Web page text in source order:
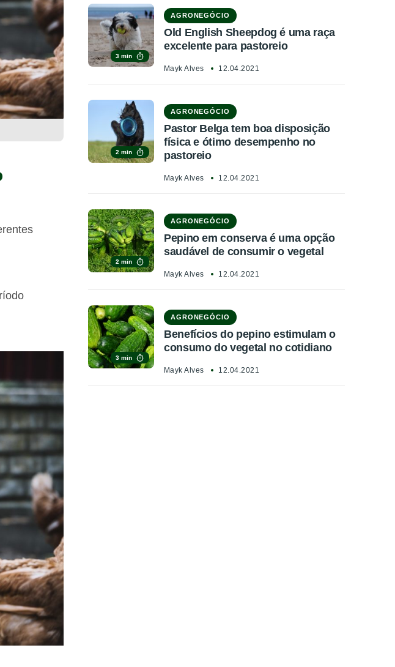
3 min
AGRONEGÓCIO
Old English Sheepdog é uma raça
excelente para pastoreio
Mayk Alves 12.04.2021
2 min
AGRONEGÓCIO
Pastor Belga tem boa disposição
física e ótimo desempenho no
pastoreio
Mayk Alves 12.04.2021
2 min
AGRONEGÓCIO
Pepino em conserva é uma opção
saudável de consumir o vegetal
Mayk Alves 12.04.2021
3 min
AGRONEGÓCIO
Benefícios do pepino estimulam o
consumo do vegetal no cotidiano
Mayk Alves 12.04.2021